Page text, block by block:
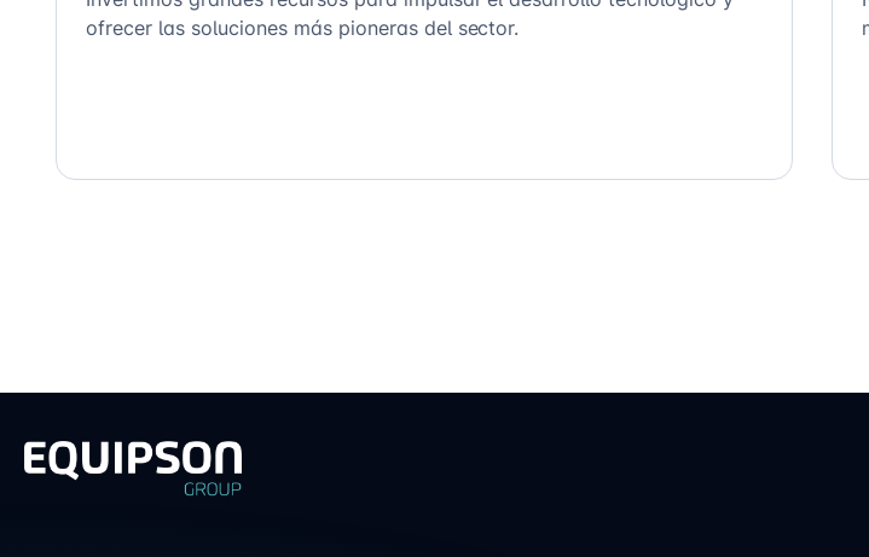
ofrecer las soluciones más pioneras del sector.